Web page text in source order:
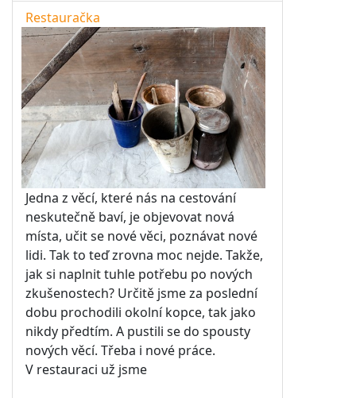
Restauračka
Jedna z věcí, které nás na cestování
neskutečně baví, je objevovat nová
místa, učit se nové věci, poznávat nové
lidi. Tak to teď zrovna moc nejde. Takže,
jak si naplnit tuhle potřebu po nových
zkušenostech? Určitě jsme za poslední
dobu prochodili okolní kopce, tak jako
nikdy předtím. A pustili se do spousty
nových věcí. Třeba i nové práce.
V restauraci už jsme